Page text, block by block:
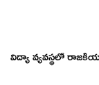
విద్యా వ్యవస్థలో